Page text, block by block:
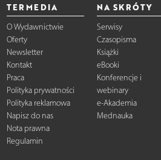
TERMEDIA
O Wydawnictwie
Oferty
Newsletter
Kontakt
Praca
Polityka prywatności
Polityka reklamowa
Napisz do nas
Nota prawna
Regulamin
NA SKRÓTY
Serwisy
Czasopisma
Książki
eBooki
Konferencje i
webinary
e-Akademia
Mednauka